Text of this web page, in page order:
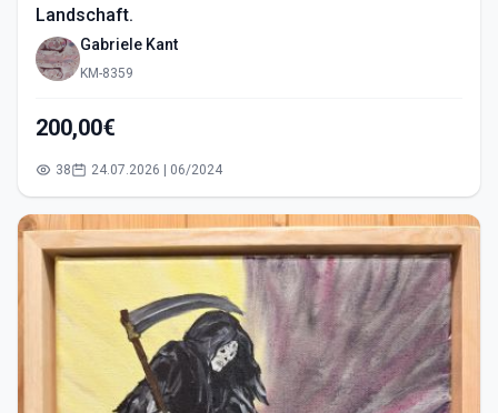
Landschaft.
Gabriele Kant
KM-8359
200,00€
38 24.07.2026 | 06/2024